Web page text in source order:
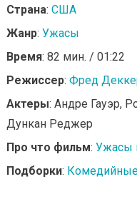
Страна: США
Жанр: Ужасы
Время: 82 мин. / 01:22
Режиссер: Фред
Актеры: Андре Гауэр,
Дункан Реджер
Про что фильм: Ужасы
Подборки: